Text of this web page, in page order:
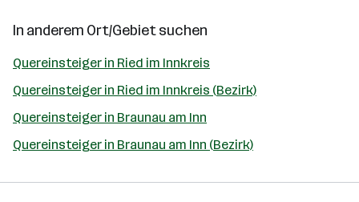
In anderem Ort/Gebiet suchen
Quereinsteiger in Ried im Innkreis
Quereinsteiger in Ried im Innkreis (Bezirk)
Quereinsteiger in Braunau am Inn
Quereinsteiger in Braunau am Inn (Bezirk)